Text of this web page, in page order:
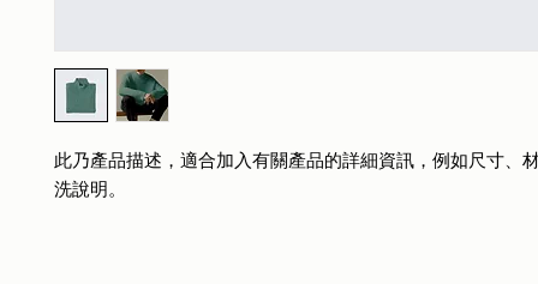
此乃產品描述，適合加入有關產品的詳細資訊，例如尺寸、
洗說明。